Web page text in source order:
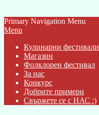
Primary Navigation Menu
Menu
Кулинарни фестивали
Магазин
Фолклорен фестивал
За нас
Конкурс
Добрите примери
Свържете се с НАС :)